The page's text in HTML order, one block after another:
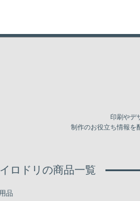
印刷やデ
制作のお役立ち情報を
イロドリの商品一覧
品